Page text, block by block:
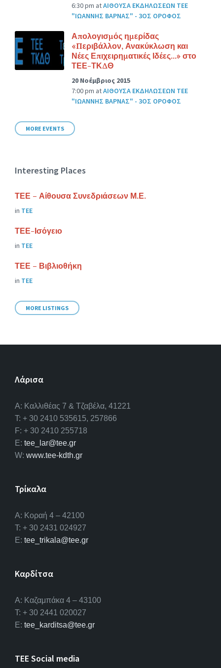
6:30 pm atΑΙΘΟΥΣΑ ΕΚΔΗΛΩΣΕΩΝ ΤΕΕ
"ΙΩΑΝΝΗΣ ΒΑΡΝΑΣ" - 3ΟΣ ΟΡΟΦΟΣ
Απολογισμός ημερίδας
«Περιβάλλον, Ανακύκλωση και
Νέες Επιχειρηματικές Ιδέες…» στο
ΤΕΕ-ΤΚΔΘ
20 Νοέμβριος 2015
7:00 pm atΑΙΘΟΥΣΑ ΕΚΔΗΛΩΣΕΩΝ ΤΕΕ
"ΙΩΑΝΝΗΣ ΒΑΡΝΑΣ" - 3ΟΣ ΟΡΟΦΟΣ
MORE EVENTS
Interesting Places
ΤΕΕ – Αίθουσα Συνεδριάσεων Μ.Ε.
in ΤΕΕ
ΤΕΕ-Ισόγειο
in ΤΕΕ
ΤΕΕ – Βιβλιοθήκη
in ΤΕΕ
MORE LISTINGS
Λάρισα
A: Καλλιθέας 7 & Τζαβέλα, 41221
T: + 30 2410 535615, 257866
F: + 30 2410 255718
E: tee_lar@tee.gr
W: www.tee-kdth.gr
Τρίκαλα
Α: Κοραή 4 – 42100
T: + 30 2431 024927
E: tee_trikala@tee.gr
Καρδίτσα
Α: Καζαμπάκα 4 – 43100
T: + 30 2441 020027
E: tee_karditsa@tee.gr
TEE Social media